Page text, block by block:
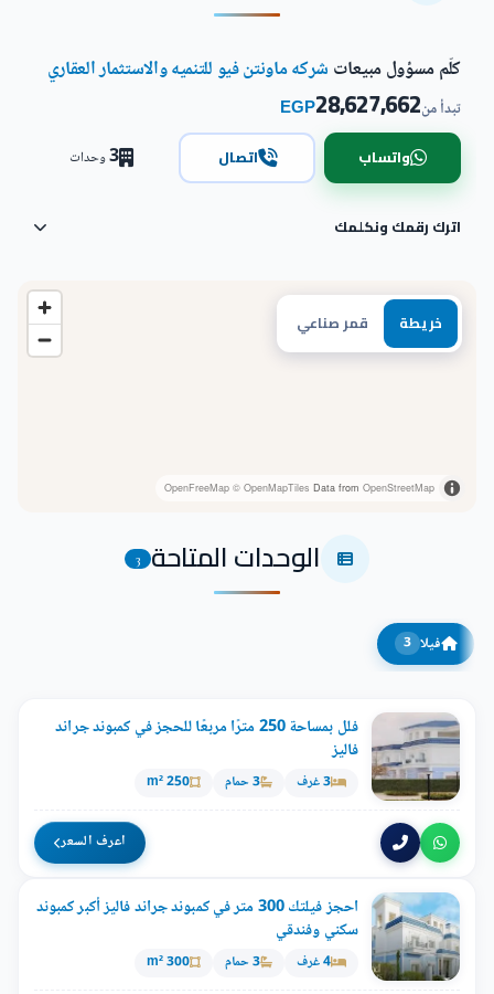
خريطة قمر صناعي
OpenFreeMap © OpenMapTiles Data from OpenStreetMap
كلّم مسؤول مبيعات شركه ماونتن فيو للتنميه والاستثمار العقاري
تبدأ من28,627,662
EGP
واتساب اتصال 3وحدات
اترك رقمك ونكلمك
الوحدات المتاحة 3
فيلا 3
فلل بمساحة 250 مترًا مربعًا للحجز في كمبوند جراند
فاليز
3 غرف 3 حمام 250 m²
اعرف السعر
احجز فيلتك 300 متر في كمبوند جراند فاليز أكبر كمبوند
سكني وفندقي
4 غرف 3 حمام 300 m²